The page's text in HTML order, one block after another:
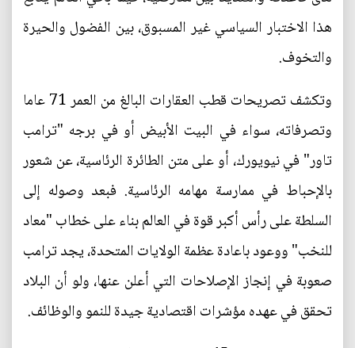
هذا الاختبار السياسي غير المسبوق، بين الفضول والحيرة
والتخوف.
وتكشف تصريحات قطب العقارات البالغ من العمر 71 عاما
وتصرفاته، سواء في البيت الأبيض أو في برجه "ترامب
تاور" في نيويورك، أو على متن الطائرة الرئاسية، عن شعور
بالإحباط في ممارسة مهامه الرئاسية. فبعد وصوله إلى
السلطة على رأس أكبر قوة في العالم بناء على خطاب "معاد
للنخب" ووعود باعادة عظمة الولايات المتحدة، يجد ترامب
صعوبة في إنجاز الإصلاحات التي أعلن عنها، ولو أن البلاد
تحقق في عهده مؤشرات اقتصادية جيدة للنمو والوظائف.